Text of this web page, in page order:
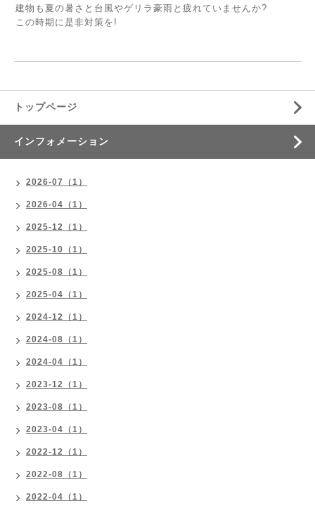
建物も夏の暑さと台風やゲリラ豪雨と疲れていませんか?
この時期に是非対策を!
トップページ
インフォメーション
2026-07（1）
2026-04（1）
2025-12（1）
2025-10（1）
2025-08（1）
2025-04（1）
2024-12（1）
2024-08（1）
2024-04（1）
2023-12（1）
2023-08（1）
2023-04（1）
2022-12（1）
2022-08（1）
2022-04（1）